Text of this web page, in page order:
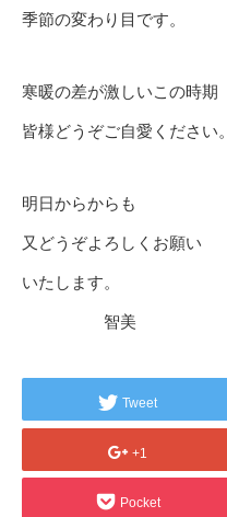
季節の変わり目です。
寒暖の差が激しいこの時期
皆様どうぞご自愛ください。
明日からからも
又どうぞよろしくお願い
いたします。
智美
Tweet
+1
Pocket